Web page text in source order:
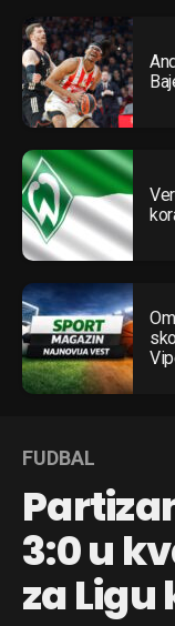
FUDBAL
3:0 u
za